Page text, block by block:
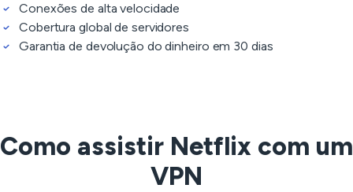
Conexões de alta velocidade
Cobertura global de servidores
Garantia de devolução do dinheiro em 30 dias
Como assistir Netflix com um
VPN